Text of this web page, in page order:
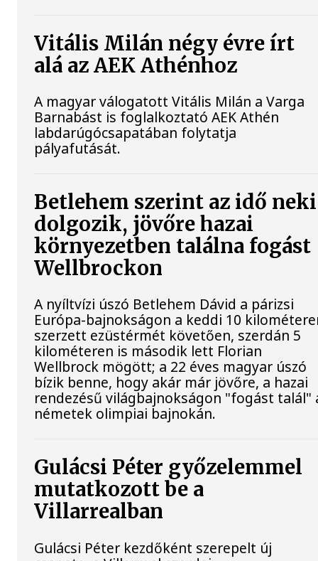
Vitális Milán négy évre írt
alá az AEK Athénhoz
A magyar válogatott Vitális Milán a Varga
Barnabást is foglalkoztató AEK Athén
labdarúgócsapatában folytatja
pályafutását.
Betlehem szerint az idő neki
dolgozik, jövőre hazai
környezetben találna fogást
Wellbrockon
A nyíltvízi úszó Betlehem Dávid a párizsi
Európa-bajnokságon a keddi 10
szerzett ezüstérmét követően, szerdán 5
kilométeren is második lett Florian
Wellbrock mögött; a 22 éves magyar úszó
bízik benne, hogy akár már jövőre, a hazai
rendezésű világbajnokságon "fogást talál"
németek olimpiai bajnokán.
Gulácsi Péter győzelemmel
mutatkozott be a
Villarrealban
Gulácsi Péter kezdőként szerepelt új